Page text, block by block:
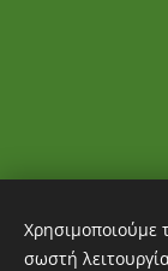
Χρησιμοποιούμε
σωστή